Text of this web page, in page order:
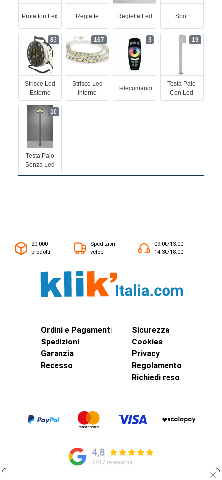
Proiettori Led Reglette Reglette Led Spot
Strisce Led
Esterno
83
Strisce Led
Interno
167
Telecomandi
3
Testa Palo
Con Led
19
Testa Palo
Senza Led
10
20.000
prodotti
Spedizioni
veloci
09:00/13:00 -
14:30/18:00
Ordini e Pagamenti
Spedizioni
Garanzia
Recesso
Sicurezza
Cookies
Privacy
Regolamento
Richiedi reso